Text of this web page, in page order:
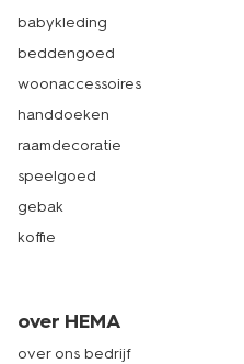
babykleding
beddengoed
woonaccessoires
handdoeken
raamdecoratie
speelgoed
gebak
koffie
over HEMA
over ons bedrijf